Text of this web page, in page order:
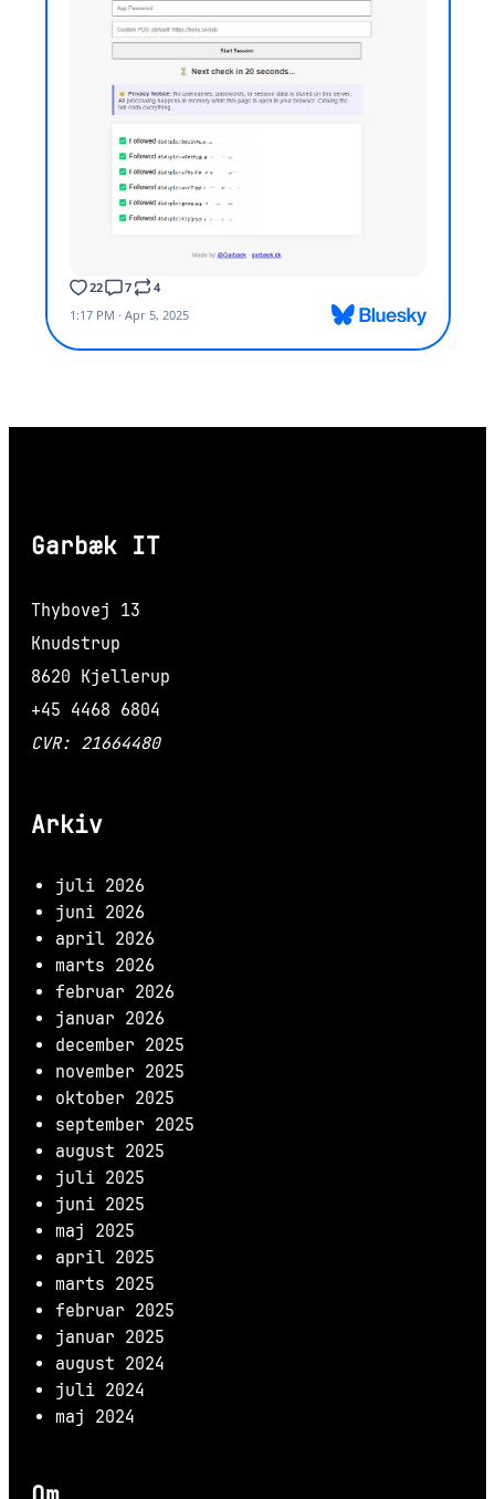
Garbæk IT
Thybovej 13
Knudstrup
8620 Kjellerup
+45 4468 6804
CVR: 21664480
Arkiv
juli 2026
juni 2026
april 2026
marts 2026
februar 2026
januar 2026
december 2025
november 2025
oktober 2025
september 2025
august 2025
juli 2025
juni 2025
maj 2025
april 2025
marts 2025
februar 2025
januar 2025
august 2024
juli 2024
maj 2024